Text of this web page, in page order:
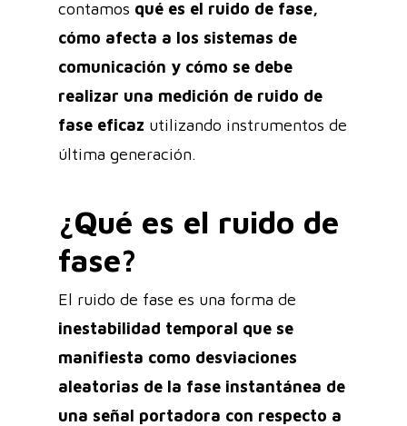
contamos qué es el ruido de fase,
cómo afecta a los sistemas de
comunicación y cómo se debe
realizar una medición de ruido de
fase eficaz utilizando instrumentos de
última generación.
¿Qué es el ruido de
fase?
El ruido de fase es una forma de
inestabilidad temporal que se
manifiesta como desviaciones
aleatorias de la fase instantánea de
una señal portadora con respecto a